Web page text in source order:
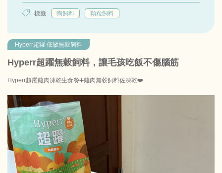
標籤 狗飼料 顆粒飼料
Hyperr超躍 低敏無穀飼料
Hyperr超躍無穀飼料，讓毛孩吃飯不傷腦筋
Hyperr超躍雞肉凍乾生食餐➕雞肉無穀飼料佐凍乾❤️